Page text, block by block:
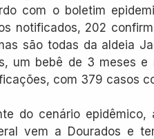
com o boletim
notificados, 202
são todas da aldeia
um bebê de 3 meses e
com 379 casos
do cenário
vem a Dourados e